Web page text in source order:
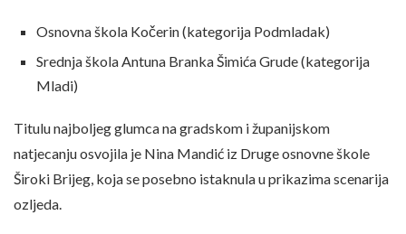
Osnovna škola Kočerin (kategorija Podmladak)
Srednja škola Antuna Branka Šimića Grude (kategorija
Mladi)
Titulu najboljeg glumca na gradskom i županijskom
natjecanju osvojila je Nina Mandić iz Druge osnovne škole
Široki Brijeg, koja se posebno istaknula u prikazima scenarija
ozljeda.